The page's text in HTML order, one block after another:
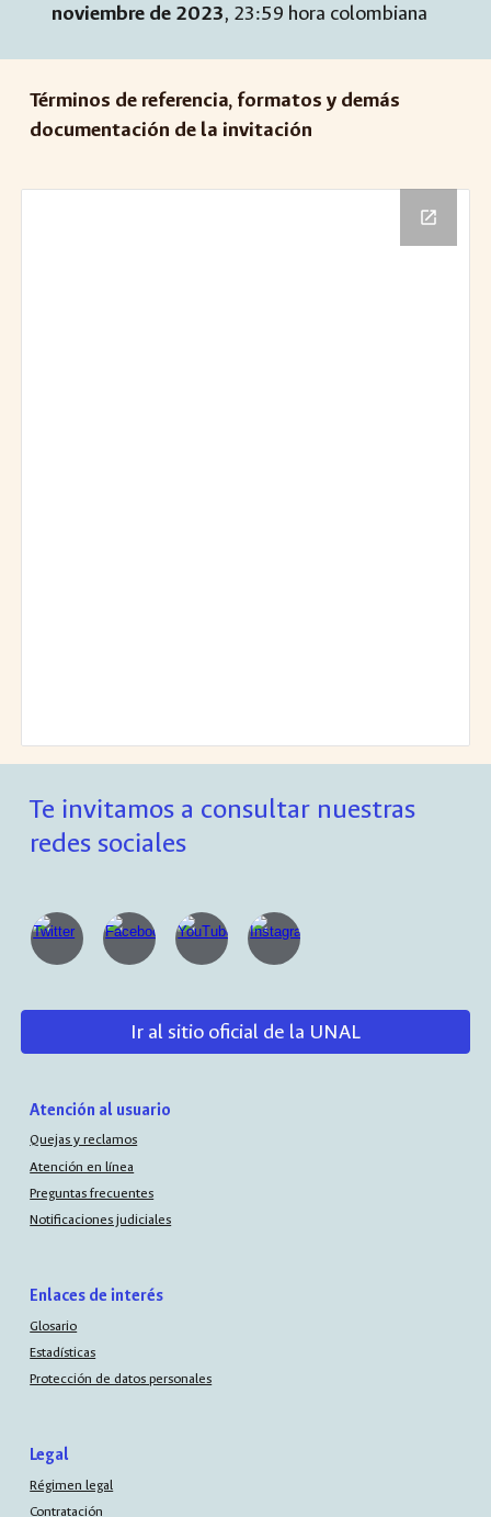
noviembre de 2023, 23:59 hora colombiana​
Términos de referencia, formatos y demás
documentación de la invitación
Te invitamos a consultar nuestras
redes sociales
Ir al sitio oficial de la UNAL
Atención al usuario
Quejas y reclamos
Atención en línea
Preguntas frecuentes
Notificaciones judiciales
Enlaces de interés
Glosario
Estadísticas
Protección de datos personales
Legal
Régimen legal
Contratación